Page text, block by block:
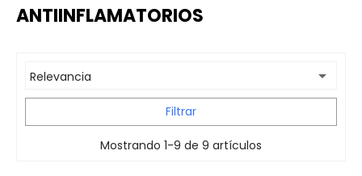
ANTIINFLAMATORIOS
Relevancia 
Filtrar
Mostrando 1-9 de 9 artículos